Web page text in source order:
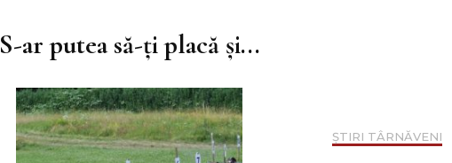
S-ar putea să-ți placă și...
ȘTIRI TÂRNĂVENI